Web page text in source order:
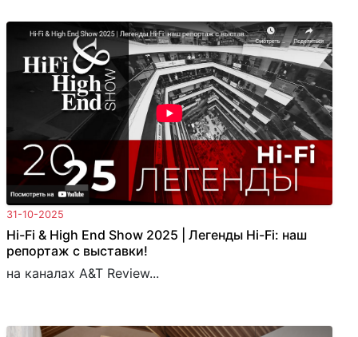
31-10-2025
Hi-Fi & High End Show 2025 | Легенды Hi-Fi: наш
репортаж с выставки!
на каналах A&T Review...